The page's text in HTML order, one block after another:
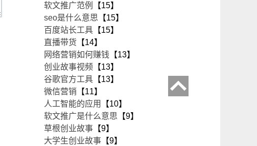
软文推广范例
【15】
seo是什么意思 【15】
百度站长工具 【15】
直播带货 【14】
网络营销如何赚钱 【13】
创业故事视频 【13】
谷歌官方工具 【13】
微信营销 【11】
人工智能的应用
【10】
软文推广是什么意思 【9】
草根创业故事 【9】
大学生创业故事 【9】